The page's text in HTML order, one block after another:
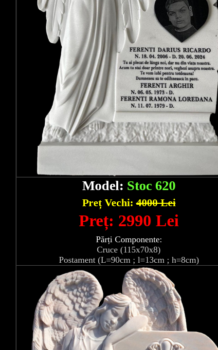
Model: Stoc 620
Preț Vechi:4000 Lei
Preț: 2990 Lei
Părți Componente:
Cruce (115x70x8)
Postament (L=90cm ; l=13cm ; h=8cm)